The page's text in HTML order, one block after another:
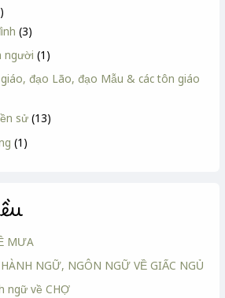
(3)
người (1)
đạo Lão, đạo Mẫu & các tôn giáo
sử (13)
(1)
MƯA
NGỮ, NGÔN NGỮ VỀ GIẤC NGỦ
ngữ về CHỢ